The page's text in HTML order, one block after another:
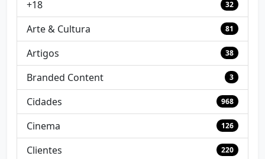
+18 32
Arte & Cultura 81
Artigos 38
Branded Content 3
Cidades 968
Cinema 126
Clientes 220